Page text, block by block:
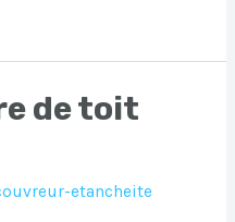
de toit
etancheite